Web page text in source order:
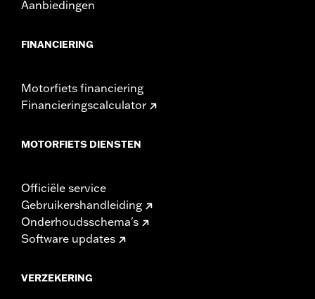
Aanbiedingen
FINANCIERING
Motorfiets financiering
Financieringscalculator
MOTORFIETS DIENSTEN
Officiële service
Gebruikershandleiding
Onderhoudsschema's
Software updates
VERZEKERING